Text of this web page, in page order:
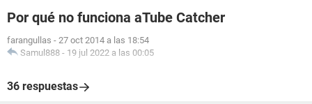
Por qué no funciona aTube Catcher
farangullas - 27 oct 2014 a las 18:54
Samul888 - 19 jul 2022 a las 00:05
36 respuestas